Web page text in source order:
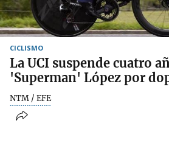
CICLISMO
La UCI suspende cuatro
'Superman' López por
NTM / EFE